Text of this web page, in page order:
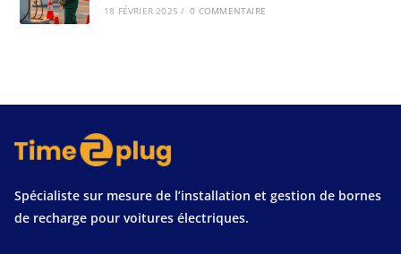
18 FÉVRIER 2025 / 0 COMMENTAIRE
Spécialiste sur mesure de l’installation et gestion de bornes
de recharge pour voitures électriques.